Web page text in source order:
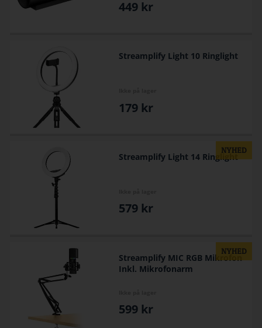
449 kr
Streamplify Light 10 Ringlight
179 kr
Streamplify Light 14 Ringlight
579 kr
Streamplify MIC RGB Mikrofon
Inkl. Mikrofonarm
599 kr